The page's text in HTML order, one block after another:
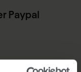
Paypal